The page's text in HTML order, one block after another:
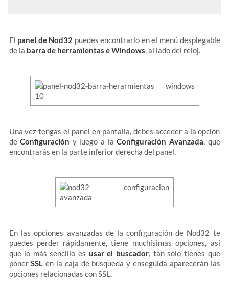
El panel de Nod32 puedes encontrarlo en el menú desplegable
de la barra de herramientas e Windows, al lado del reloj.
Una vez tengas el panel en pantalla, debes acceder a la opción
deConfiguración y luego a laConfiguración Avanzada, que
encontrarás en la parte inferior derecha del panel.
En las opciones avanzadas de la configuración de Nod32 te
puedes perder rápidamente, tiene muchísimas opciones, así
que lo más sencillo es usar el buscador, tan sólo tienes que
ponerSSL en la caja de búsqueda y enseguida aparecerán las
opciones relacionadas con SSL.